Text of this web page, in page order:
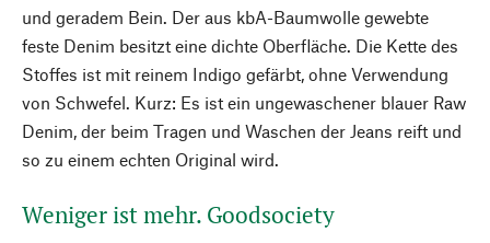
und geradem Bein. Der aus kbA-Baumwolle gewebte
feste Denim besitzt eine dichte Oberfläche. Die Kette des
Stoffes ist mit reinem Indigo gefärbt, ohne Verwendung
von Schwefel. Kurz: Es ist ein ungewaschener blauer Raw
Denim, der beim Tragen und Waschen der Jeans reift und
so zu einem echten Original wird.
Weniger ist mehr. Goodsociety